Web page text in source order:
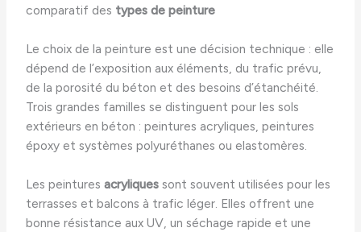
comparatif des types de peinture
Le choix de la peinture est une décision technique : elle
dépend de l’exposition aux éléments, du trafic prévu,
de la porosité du béton et des besoins d’étanchéité.
Trois grandes familles se distinguent pour les sols
extérieurs en béton : peintures acryliques, peintures
époxy et systèmes polyuréthanes ou elastomères.
Les peinturesacryliques sont souvent utilisées pour les
terrasses et balcons à trafic léger. Elles offrent une
bonne résistance aux UV, un séchage rapide et une